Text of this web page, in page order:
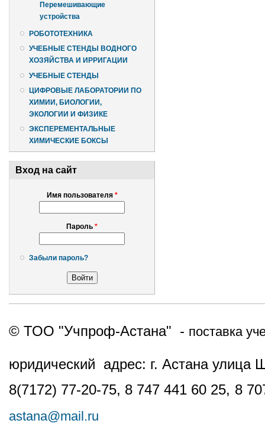
Перемешивающие
устройства
РОБОТОТЕХНИКА
УЧЕБНЫЕ СТЕНДЫ ВОДНОГО
ХОЗЯЙСТВА И ИРРИГАЦИИ
УЧЕБНЫЕ СТЕНДЫ
ЦИФРОВЫЕ ЛАБОРАТОРИИ ПО
ХИМИИ, БИОЛОГИИ,
ЭКОЛОГИИ И ФИЗИКЕ
ЭКСПЕРЕМЕНТАЛЬНЫЕ
ХИМИЧЕСКИЕ БОКСЫ
Вход на сайт
Имя пользователя *
Пароль *
Забыли пароль?
© ТОО "Учпроф-Астана" - поставка
юридический адрес: г. Астана
8(7172) 77-20-75, 8 747 441 60 25, 8
astana@mail.ru